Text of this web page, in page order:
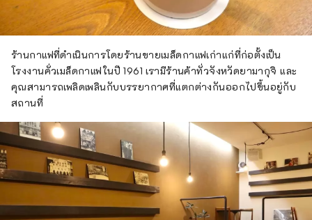
ร้านกาแฟที่ดำเนินการโดยร้านขายเมล็ดกาแฟเก่าแก่ที่ก่อตั้งเป็น
โรงงานคั่วเมล็ดกาแฟในปี 1961 เรามีร้านค้าทั่วจังหวัดยามากุจิ และ
คุณสามารถเพลิดเพลินกับบรรยากาศที่แตกต่างกันออกไปขึ้นอยู่กับ
สถานที่